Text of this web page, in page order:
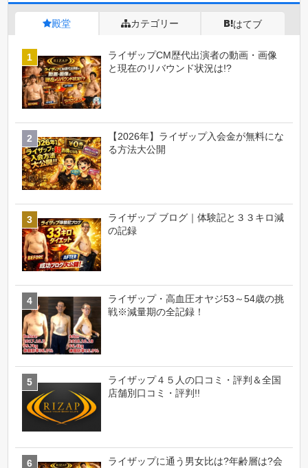
殿堂 カテゴリー はてブ
ライザップCM歴代出演者の動画・画像
と現在のリバウンド状況は!?
【2026年】ライザップ入会金が無料にな
る方法大公開
ライザップ ブログ｜体験記と３３キロ減
の記録
ライザップ・高血圧オヤジ53～54歳の挑
戦※減量期の全記録！
ライザップ４５人の口コミ・評判＆全国
店舗別口コミ・評判!!
ライザップに通う男女比は?年齢層は?会